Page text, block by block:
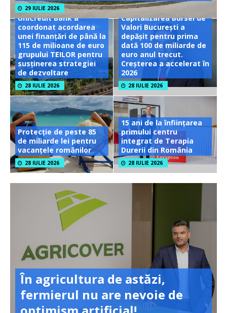
29 IULIE 2026
UniCredit Bank a
coordonat acordarea
unei finanțări de până la
115 de milioane de euro
grupului TEILOR pentru
susținerea strategiei
de dezvoltare
28 IULIE 2026
Capitalizarea Bursei de
Valori București a
depășit pentru prima
dată 100 de miliarde de
euro anul trecut.
Creșterea a accelerat în
2026
28 IULIE 2026
Protecție de peste 85
de miliarde lei pentru
vacanțele românilor
28 IULIE 2026
15 ani de la înființarea
primului centru
integrat de Terapia
Durerii din România
28 IULIE 2026
În agricultura de astăzi,
fermierul nu are nevoie de